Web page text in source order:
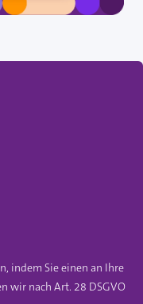
indem Sie einen an Ihre
wir nach Art. 28 DSGVO